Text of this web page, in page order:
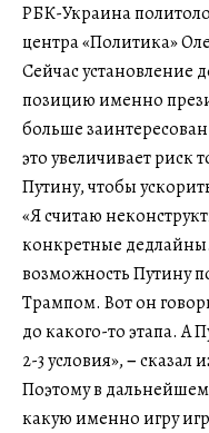
РБК-Украина
центра «Политика»
Сейчас установление
позицию именно
больше
это увеличивает риск
Путину, чтобы
«Я считаю
конкретные
возможность Путину
Трампом. Вот он
до какого-то этапа. А
2-3 условия»,–сказал
Поэтому в
какую именно игру